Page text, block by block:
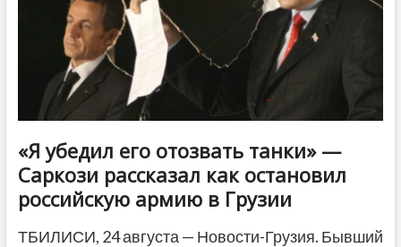
препараты
добавились
«Я убедил его отозвать танки» —
Саркози рассказал как остановил
российскую армию в Грузии
ТБИЛИСИ, 24 августа — Новости-Грузия. Бывший